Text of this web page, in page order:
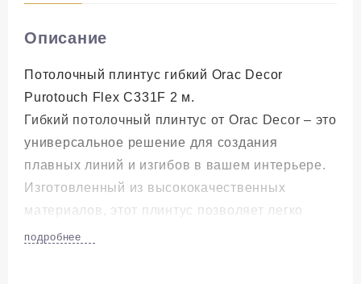
Описание
Потолочный плинтус гибкий Orac Decor
Purotouch Flex C331F 2 м.
Гибкий потолочный плинтус от Orac Decor – это
универсальное решение для создания
плавных линий и изгибов в вашем интерьере.
Изготовленный из высококачественных
материалов, этот плинтус позволяет легко
подстроиться под любую форму помещения,
подробнее